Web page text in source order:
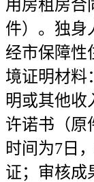
用房租房合
件）。独身
经市保障性
境证明材料
明或其他收
许诺书（原
时间为7日
证；审核成